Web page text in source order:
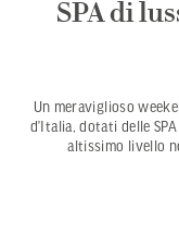
SPA di
Un meraviglioso
d’Italia, dotati delle
altissimo livello